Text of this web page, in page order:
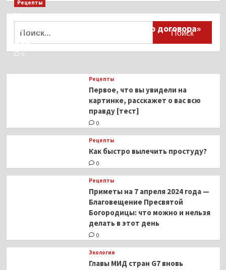
Рецепты
Миллионы японцев восстают против
тиранического «Пандемического договора»
ВОЗ
0
Рецепты
Первое, что вы увидели на
картинке, расскажет о вас всю
правду [тест]
0
Рецепты
Как быстро вылечить простуду?
0
Рецепты
Приметы на 7 апреля 2024 года —
Благовещение Пресвятой
Богородицы: что можно и нельзя
делать в этот день
0
Экология
Главы МИД стран G7 вновь